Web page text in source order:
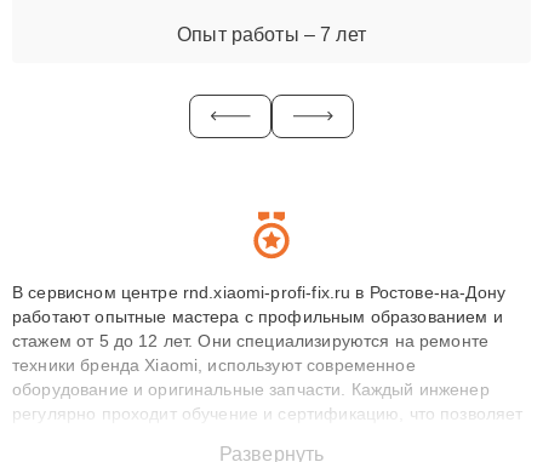
Опыт работы – 7 лет
В сервисном центре rnd.xiaomi-profi-fix.ru в Ростове-на-Дону
работают опытные мастера с профильным образованием и
стажем от 5 до 12 лет. Они специализируются на ремонте
техники бренда Xiaomi, используют современное
оборудование и оригинальные запчасти. Каждый инженер
регулярно проходит обучение и сертификацию, что позволяет
Развернуть